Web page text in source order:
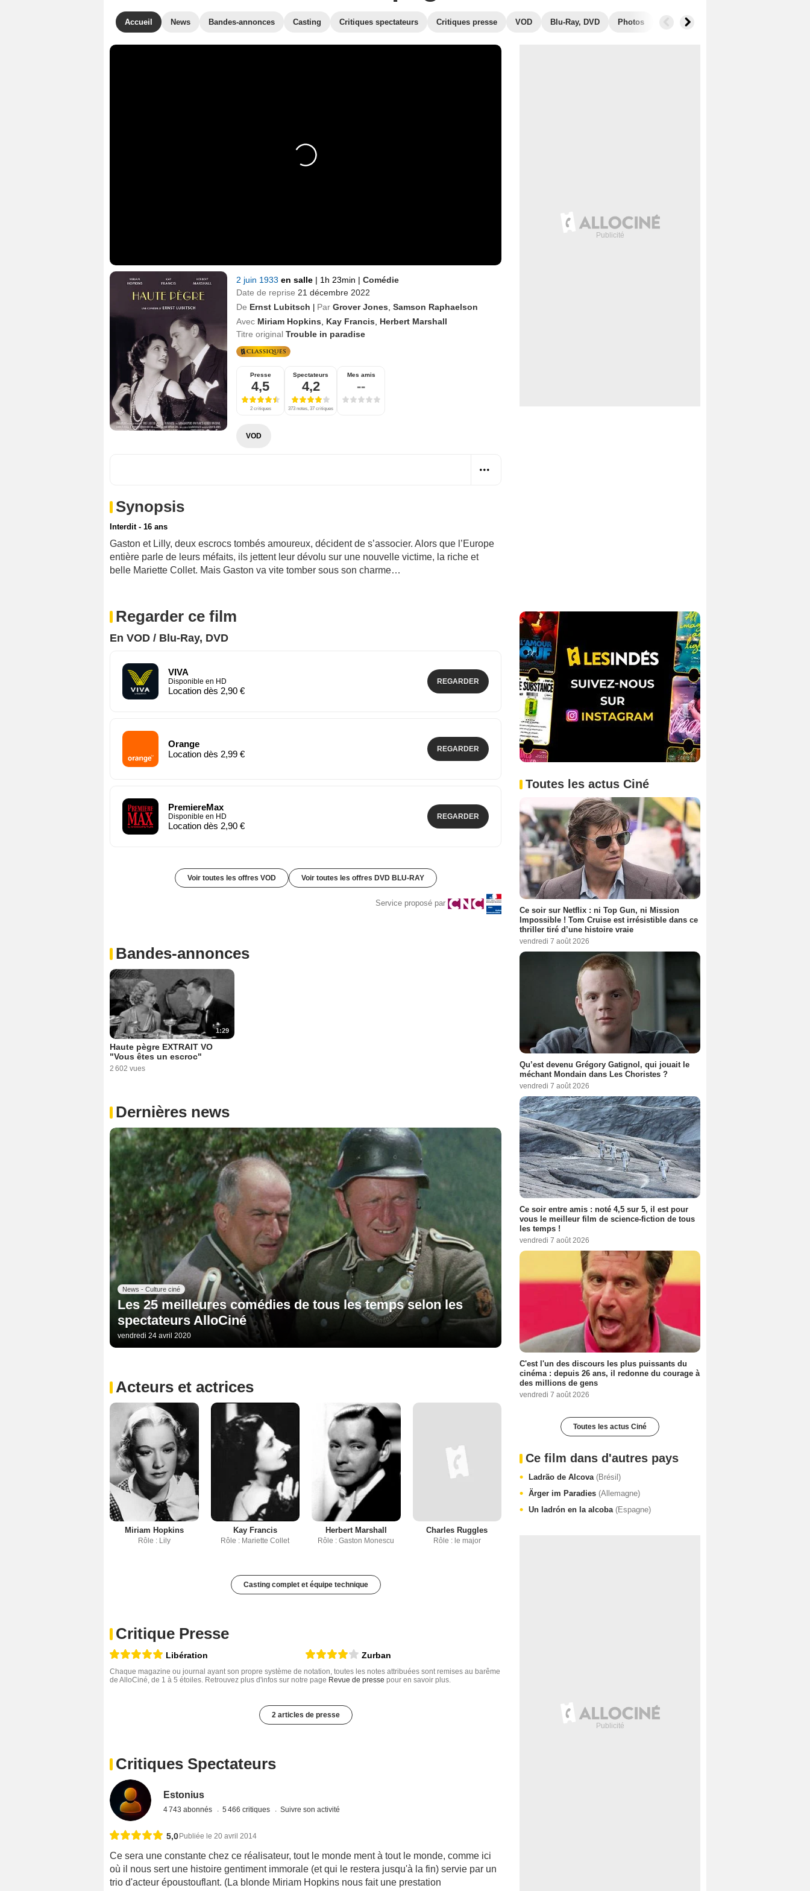
Accueil News Bandes-annonces Casting Critiques spectateurs Critiques presse VOD Blu-Ray, DVD Photos Secrets de tournage
2 juin 1933 en salle | 1h 23min | Comédie
Date de reprise 21 décembre 2022
De Ernst Lubitsch | Par Grover Jones Samson Raphaelson
Avec Miriam Hopkins Kay Francis
Herbert Marshall
Titre original Trouble in paradise
Presse
4,5
2 critiques
Spectateurs
4,2
373 notes, 37 critiques
Mes amis
--
VOD
Synopsis
Interdit - 16 ans
Gaston et Lilly, deux escrocs tombés amoureux, décident de s’associer. Alors que l’Europe
entière parle de leurs méfaits, ils jettent leur dévolu sur une nouvelle victime, la riche et
belle Mariette Collet. Mais Gaston va vite tomber sous son charme…
Regarder ce film
En VOD / Blu-Ray, DVD
VIVA
Disponible en HD
Location dès 2,90 €
REGARDER
Orange
Location dès 2,99 €
REGARDER
PremiereMax
Disponible en HD
Location dès 2,90 €
REGARDER
Voir toutes les offres VOD Voir toutes les offres DVD BLU-RAY
Service proposé par
Bandes-annonces
1:29
Haute pègre EXTRAIT VO
"Vous êtes un escroc"
2 602 vues
Dernières news
News - Culture ciné
Les 25 meilleures comédies de tous les temps selon les
spectateurs AlloCiné
vendredi 24 avril 2020
Acteurs et actrices
Miriam Hopkins
Rôle : Lily
Kay Francis
Rôle : Mariette Collet
Herbert Marshall
Rôle : Gaston Monescu
Charles Ruggles
Rôle : le major
Casting complet et équipe technique
Critique Presse
Libération Zurban
Chaque magazine ou journal ayant son propre système de notation, toutes les notes attribuées sont remises au barême
de AlloCiné, de 1 à 5 étoiles. Retrouvez plus d'infos sur notre page Revue de presse pour en savoir plus.
2 articles de presse
Critiques Spectateurs
Estonius
4 743 abonnés 5 466 critiques Suivre son activité
5,0 Publiée le 20 avril 2014
Ce sera une constante chez ce réalisateur, tout le monde ment à tout le monde, comme ici
où il nous sert une histoire gentiment immorale (et qui le restera jusqu'à la fin) servie par un
trio d'acteur époustouflant. (La blonde Miriam Hopkins nous fait une prestation
Toutes les actus Ciné
Ce soir sur Netflix : ni Top Gun, ni Mission
Impossible ! Tom Cruise est irrésistible dans ce
thriller tiré d’une histoire vraie
vendredi 7 août 2026
Qu’est devenu Grégory Gatignol, qui jouait le
méchant Mondain dans Les Choristes ?
vendredi 7 août 2026
Ce soir entre amis : noté 4,5 sur 5, il est pour
vous le meilleur film de science-fiction de tous
les temps !
vendredi 7 août 2026
C'est l'un des discours les plus puissants du
cinéma : depuis 26 ans, il redonne du courage à
des millions de gens
vendredi 7 août 2026
Toutes les actus Ciné
Ce film dans d'autres pays
Ladrão de Alcova (Brésil)
Ärger im Paradies (Allemagne)
Un ladrón en la alcoba (Espagne)